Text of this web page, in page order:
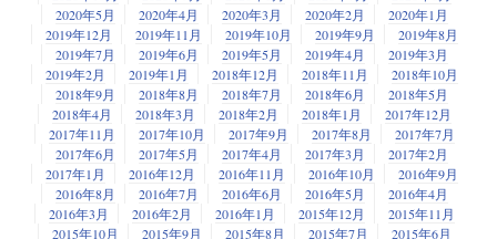
2020年5月
2020年4月 2020年3月 2020年2月
2020年1月
2019年12月
2019年11月 2019年10月 2019年9月
2019年8月
2019年7月
2019年6月 2019年5月 2019年4月
2019年3月
2019年2月
2019年1月 2018年12月 2018年11月
2018年10月
2018年9月
2018年8月 2018年7月 2018年6月
2018年5月
2018年4月
2018年3月 2018年2月 2018年1月
2017年12月
2017年11月
2017年10月 2017年9月 2017年8月
2017年7月
2017年6月
2017年5月 2017年4月 2017年3月
2017年2月
2017年1月
2016年12月 2016年11月 2016年10月
2016年9月
2016年8月
2016年7月 2016年6月 2016年5月
2016年4月
2016年3月
2016年2月 2016年1月 2015年12月
2015年11月
2015年10月
2015年9月 2015年8月 2015年7月
2015年6月